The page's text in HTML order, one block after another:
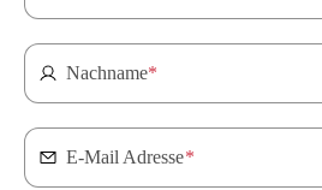
Nachname*
E-Mail Adresse*